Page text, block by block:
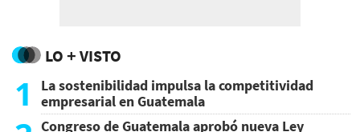
LO + VISTO
1
La sostenibilidad impulsa la competitividad
empresarial en Guatemala
Congreso de Guatemala aprobó nueva Ley